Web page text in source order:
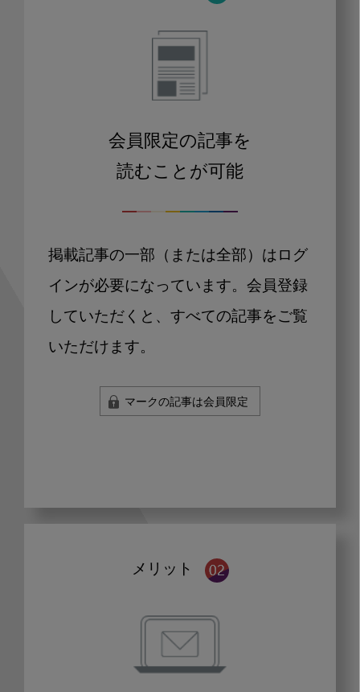
会員限定の記事を
読むことが可能
掲載記事の一部（または全部）はログ
インが必要になっています。会員登録
していただくと、すべての記事をご覧
いただけます。
マークの記事は会員限定
メリット